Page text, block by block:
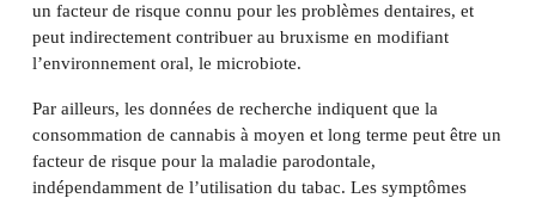
un facteur de risque connu pour les problèmes dentaires, et
peut indirectement contribuer au bruxisme en modifiant
l’environnement oral, le microbiote.
Par ailleurs, les données de recherche indiquent que la
consommation de cannabis à moyen et long terme peut être un
facteur de risque pour la maladie parodontale,
indépendamment de l’utilisation du tabac. Les symptômes